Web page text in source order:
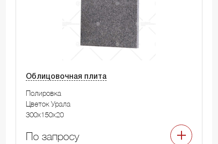
Облицовочная плита
Полировка
Цветок Урала
300x150x20
По запросу